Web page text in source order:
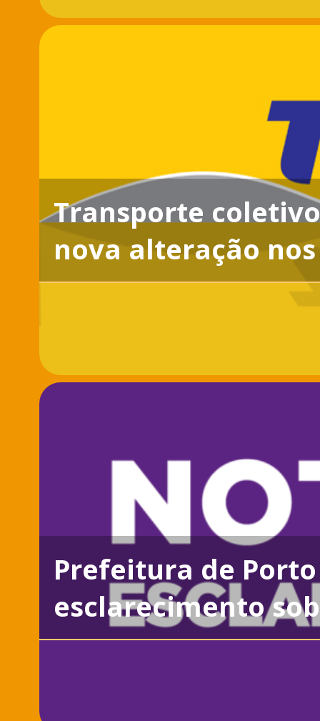
Transporte
nova alteração
Prefeitura de
esclarecimento